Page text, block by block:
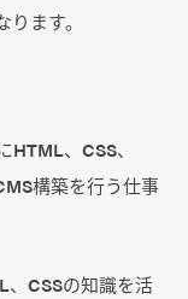
ます。
、CSS、
構築を行う仕事
、CSSの知識を活